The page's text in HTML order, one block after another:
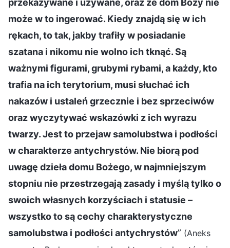
może w to ingerować. Kiedy znajdą się w ich
rękach, to tak, jakby trafiły w posiadanie
szatana i nikomu nie wolno ich tknąć. Są
ważnymi figurami, grubymi rybami, a każdy, kto
trafia na ich terytorium, musi słuchać ich
nakazów i ustaleń grzecznie i bez sprzeciwów
oraz wyczytywać wskazówki z ich wyrazu
twarzy. Jest to przejaw samolubstwa i podłości
w charakterze antychrystów. Nie biorą pod
uwagę dzieła domu Bożego, w najmniejszym
stopniu nie przestrzegają zasady i myślą tylko o
swoich własnych korzyściach i statusie –
wszystko to są cechy charakterystyczne
samolubstwa i podłości antychrystów” (Aneks